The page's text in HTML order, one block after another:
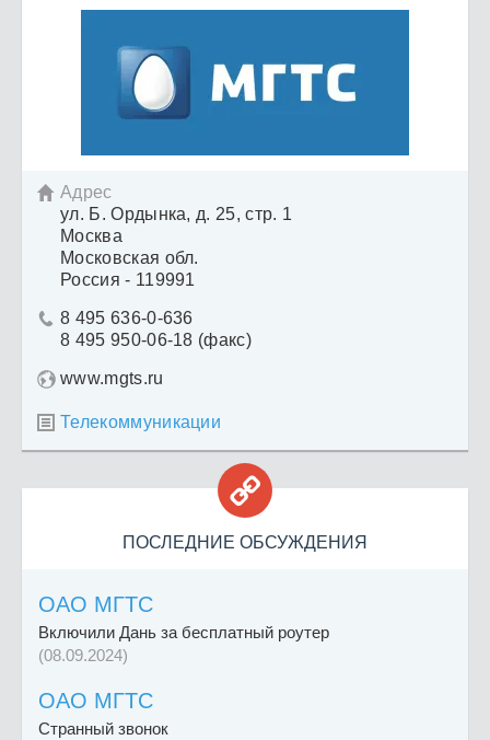
 Адрес
ул. Б. Ордынка, д. 25, стр. 1
Москва
Московская обл.
Россия - 119991
 8 495 636-0-636
8 495 950-06-18 (факс)
www.mgts.ru
 Телекоммуникации

ПОСЛЕДНИЕ ОБСУЖДЕНИЯ
ОАО МГТС
Включили Дань за бесплатный роутер
(08.09.2024)
ОАО МГТС
Странный звонок